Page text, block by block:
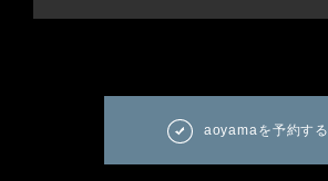
aoyamaを予約する